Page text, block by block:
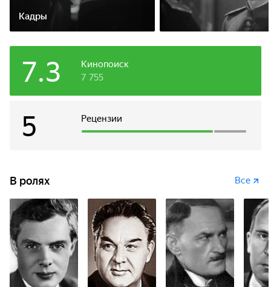
Кадры
Кинопоиск
7.3 7 755
Рецензии
5
В ролях Все